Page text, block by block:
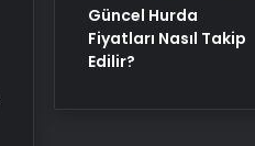
Güncel Hurda
Fiyatları Nasıl Takip
Edilir?